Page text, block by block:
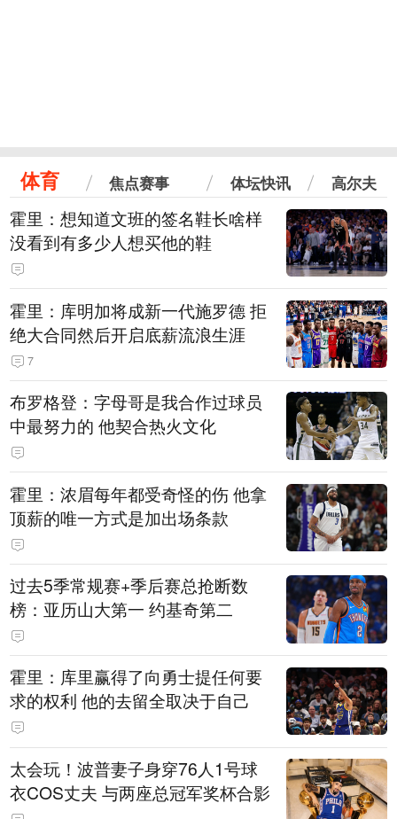
体育 焦点赛事 体坛快讯 高尔夫
霍里：想知道文班的签名鞋长啥样
没看到有多少人想买他的鞋
霍里：库明加将成新一代施罗德 拒
绝大合同然后开启底薪流浪生涯
7
布罗格登：字母哥是我合作过球员
中最努力的 他契合热火文化
霍里：浓眉每年都受奇怪的伤 他拿
顶薪的唯一方式是加出场条款
过去5季常规赛+季后赛总抢断数
榜：亚历山大第一 约基奇第二
霍里：库里赢得了向勇士提任何要
求的权利 他的去留全取决于自己
太会玩！波普妻子身穿76人1号球
衣COS丈夫 与两座总冠军奖杯合影